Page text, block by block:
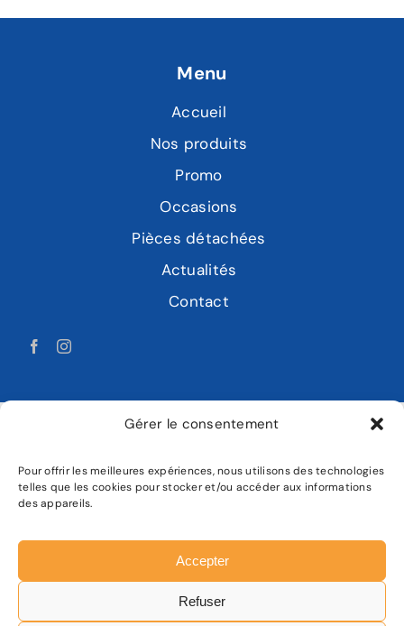
Gérer le consentement
Pour offrir les meilleures expériences, nous utilisons des technologies
telles que les cookies pour stocker et/ou accéder aux informations
des appareils.
Accepter
Refuser
Menu
Accueil
Nos produits
Promo
Occasions
Pièces détachées
Actualités
Contact
LABAT MOTOCULTURE
Politique de confidentialité
Plan de site